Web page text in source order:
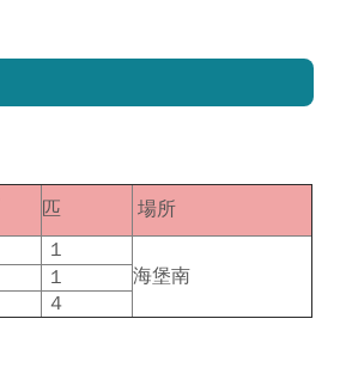
匹
場所
１
海堡南
１
４